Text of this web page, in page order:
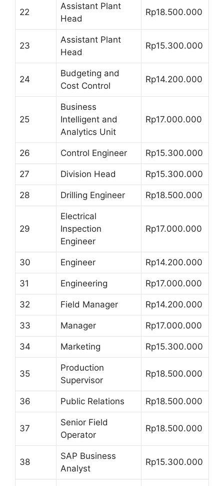
22
Assistant Plant
Head
Rp18.500.000
23
Assistant Plant
Head
Rp15.300.000
24
Budgeting and
Cost Control
Rp14.200.000
25
Business
Intelligent and
Analytics Unit
Rp17.000.000
26 Control Engineer Rp15.300.000
27 Division Head Rp15.300.000
28 Drilling Engineer Rp18.500.000
29
Electrical
Inspection
Engineer
Rp17.000.000
30 Engineer Rp14.200.000
31 Engineering Rp17.000.000
32 Field Manager Rp14.200.000
33 Manager Rp17.000.000
34 Marketing Rp15.300.000
35
Production
Supervisor
Rp18.500.000
36 Public Relations Rp18.500.000
37
Senior Field
Operator
Rp18.500.000
38
SAP Business
Analyst
Rp15.300.000